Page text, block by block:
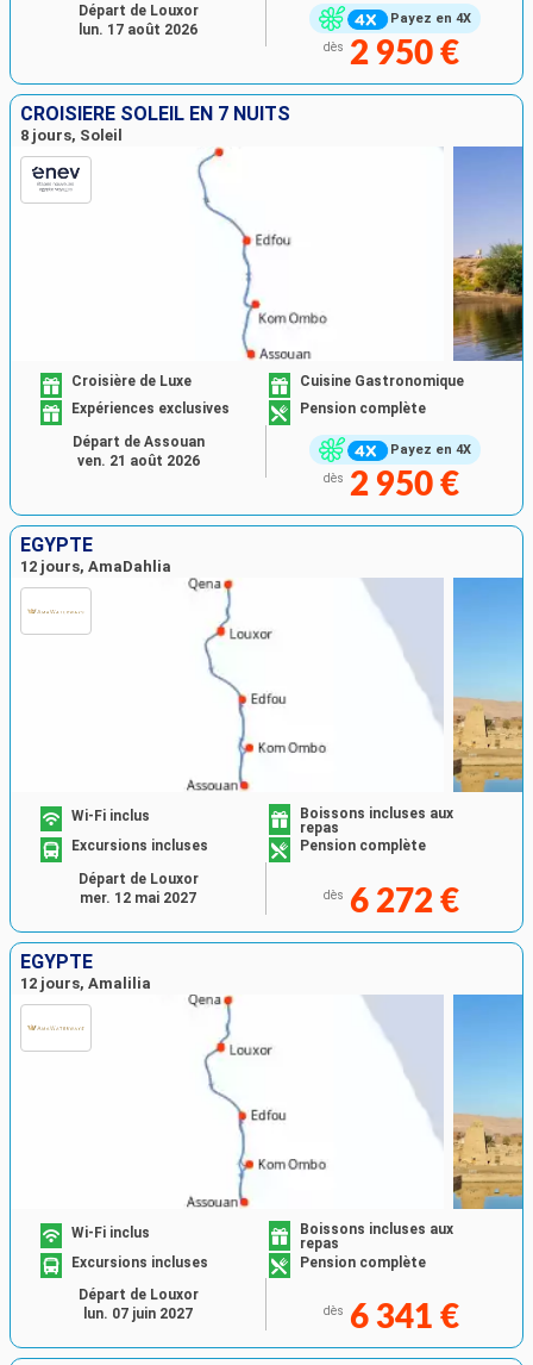
Payez en 4X
dès 2 950 €
Départ de Louxor
lun. 17 août 2026
CROISIÈRE SOLEIL EN 7 NUITS
8 jours, Soleil
Payez en 4X
Croisière de Luxe
Cuisine Gastronomique
Expériences exclusives
Pension complète
dès 2 950 €
Départ de Assouan
ven. 21 août 2026
EGYPTE
12 jours, AmaDahlia
Wi-Fi inclus
Boissons incluses aux
repas
Excursions incluses
Pension complète
dès 6 272 €
Départ de Louxor
mer. 12 mai 2027
EGYPTE
12 jours, Amalilia
Wi-Fi inclus
Boissons incluses aux
repas
Excursions incluses
Pension complète
dès 6 341 €
Départ de Louxor
lun. 07 juin 2027